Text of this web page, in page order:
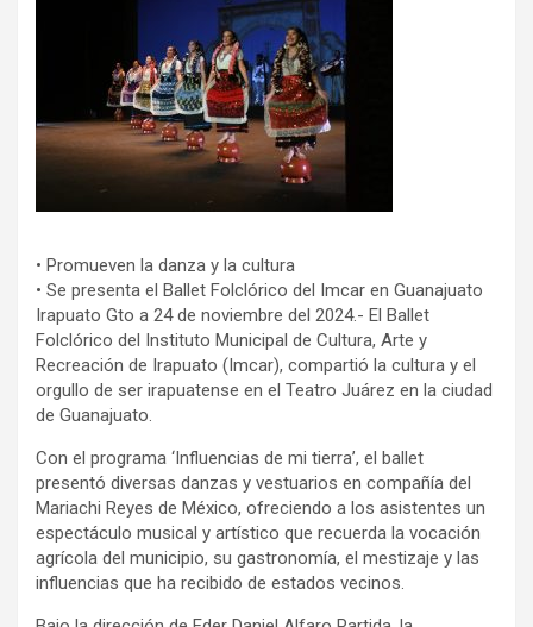
• Promueven la danza y la cultura
• Se presenta el Ballet Folclórico del Imcar en Guanajuato
Irapuato Gto a 24 de noviembre del 2024.- El Ballet
Folclórico del Instituto Municipal de Cultura, Arte y
Recreación de Irapuato (Imcar), compartió la cultura y el
orgullo de ser irapuatense en el Teatro Juárez en la ciudad
de Guanajuato.
Con el programa ‘Influencias de mi tierra’, el ballet
presentó diversas danzas y vestuarios en compañía del
Mariachi Reyes de México, ofreciendo a los asistentes un
espectáculo musical y artístico que recuerda la vocación
agrícola del municipio, su gastronomía, el mestizaje y las
influencias que ha recibido de estados vecinos.